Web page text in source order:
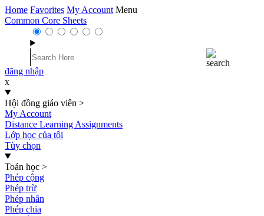
Home Favorites My Account Menu
Common Core Sheets
đăng nhập
x
Hội đồng giáo viên >
My Account
Distance Learning Assignments
Lớp học của tôi
Tùy chọn
Toán học >
Phép cộng
Phép trừ
Phép nhân
Phép chia